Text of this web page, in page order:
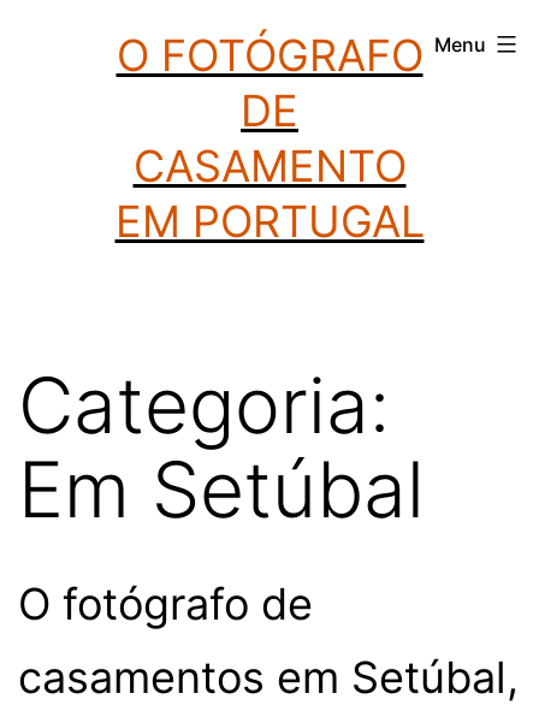
O FOTÓGRAFO
DE
CASAMENTO
EM PORTUGAL
Menu
Categoria:
Em Setúbal
O fotógrafo de
casamentos em Setúbal,